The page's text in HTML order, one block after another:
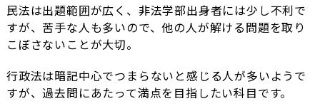
民法は出題範囲が広く、非法学部出身者には少し不利で
すが、苦手な人も多いので、他の人が解ける問題を取り
こぼさないことが大切。
行政法は暗記中心でつまらないと感じる人が多いようで
すが、過去問にあたって満点を目指したい科目です。